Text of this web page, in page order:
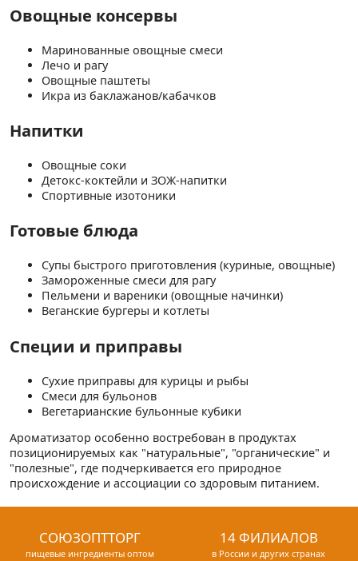
Овощные консервы
Маринованные овощные смеси
Лечо и рагу
Овощные паштеты
Икра из баклажанов/кабачков
Напитки
Овощные соки
Детокс-коктейли и ЗОЖ-напитки
Спортивные изотоники
Готовые блюда
Супы быстрого приготовления (куриные, овощные)
Замороженные смеси для рагу
Пельмени и вареники (овощные начинки)
Веганские бургеры и котлеты
Специи и приправы
Сухие приправы для курицы и рыбы
Смеси для бульонов
Вегетарианские бульонные кубики
Ароматизатор особенно востребован в продуктах
позиционируемых как "натуральные", "органические" и
"полезные", где подчеркивается его природное
происхождение и ассоциации со здоровым питанием.
СОЮЗОПТТОРГ
пищевые ингредиенты оптом
14 ФИЛИАЛОВ
в России и других странах